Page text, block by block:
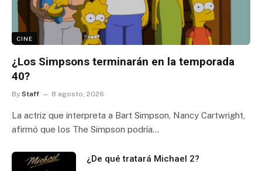
CINE
¿Los Simpsons terminarán en la temporada
40?
By Staff 8 agosto, 2026
La actriz que interpreta a Bart Simpson, Nancy Cartwright,
afirmó que los The Simpson podría…
¿De qué tratará Michael 2?